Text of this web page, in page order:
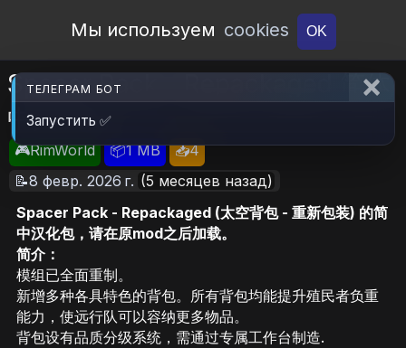
Open Workshop
Мы используем cookies OK
Spacer Pack - Repackaged 简体
中文汉化
🎮RimWorld 📦1 MB
📥4
📝8 февр. 2026 г. (5 месяцев назад)
Spacer Pack - Repackaged (太空背包 - 重新包装) 的简
中汉化包，请在原mod之后加载。
简介：
模组已全面重制。
新增多种各具特色的背包。所有背包均能提升殖民者负重
能力，使远行队可以容纳更多物品。
背包设有品质分级系统，需通过专属工作台制造.
ТЕЛЕГРАМ БОТ
Запустить ✅